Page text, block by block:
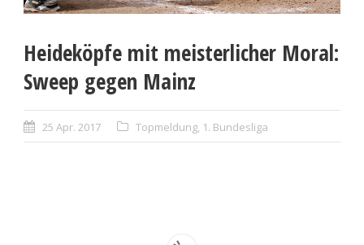
Heideköpfe mit meisterlicher Moral:
Sweep gegen Mainz
25 Apr. 2017 Topmeldung 1. Bundesliga